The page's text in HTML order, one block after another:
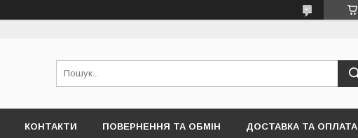
КОНТАКТИ ПОВЕРНЕННЯ ТА ОБМІН ДОСТАВКА ТА ОПЛАТА